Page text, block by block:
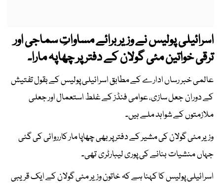
اسرائیلی پولیس نے وزیر برائے مساواتِ سماجی اور
ترقی خواتین مئی گولان کے دفتر پر چھاپہ مارا۔
عالمی خبر رساں ادارے کے مطابق اسرائیلی پولیس کے بقول تفتیش
کے دوران جعل سازی، عوامی فنڈز کے غلط استعمال اور جعلی
ملازمتوں کے شواہد ملے ہیں۔
وزیر مئی گولان کی مشیر کے دفتر پر بھی چھاپا مار کارروائی کی گئی
جہاں منشیات بنانے کی پوری لیبارٹری تھی۔
اسرائیلی پولیس کا کہنا ہے کہ خاتون وزیر مئی گولان کے ایک قریبی